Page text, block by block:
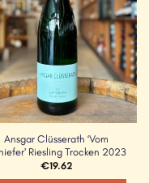
Ansgar Clüsserath ‘Vom
Riesling Trocken 2023
€19.62